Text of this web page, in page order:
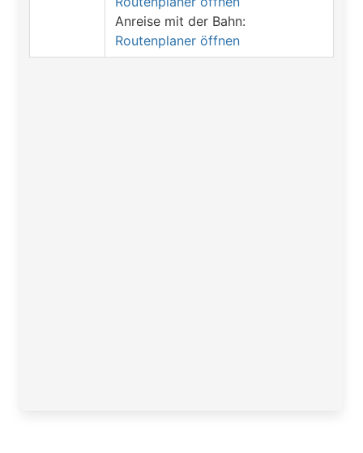
Anreise mit der Bahn:
Routenplaner öffnen